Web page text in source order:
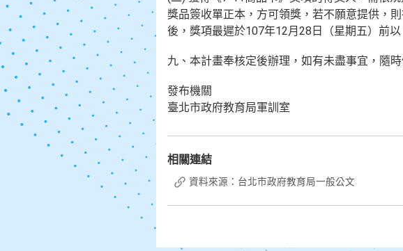
獎品簽收單正本，方可領獎，若不願意提供，
後，獎項最遲於107年12月28日（星期五）前
九、本計畫奉核定後辦理，如有未盡事宜，隨
發布機關
臺北市政府教育局軍訓室
相關連結
資料來源：台北市政府教育局一般公文